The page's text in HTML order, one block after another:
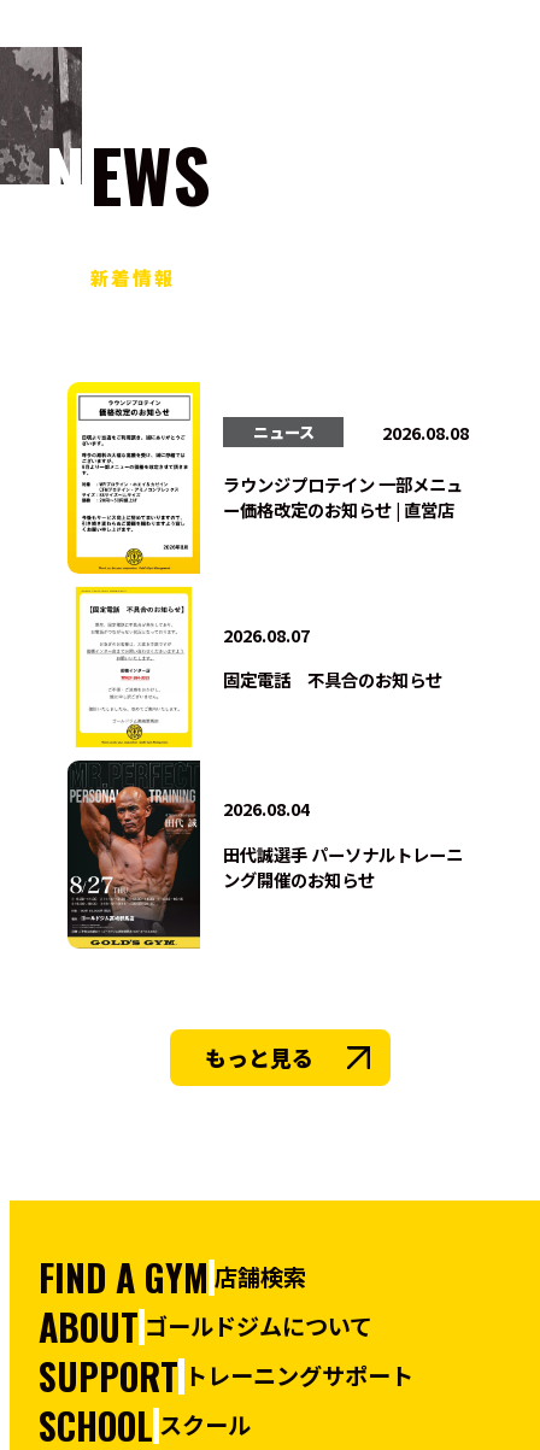
NEWS
新着情報
ニュース 2026.08.08
ラウンジプロテイン 一部メニュ
ー価格改定のお知らせ | 直営店
2026.08.07
固定電話 不具合のお知らせ
2026.08.04
田代誠選手 パーソナルトレーニ
ング開催のお知らせ
もっと見る
FIND A GYM 店舗検索
ABOUT ゴールドジムについて
SUPPORT トレーニングサポート
SCHOOL スクール